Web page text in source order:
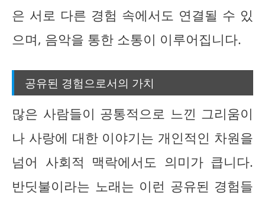
은 서로 다른 경험 속에서도 연결될 수 있
으며, 음악을 통한 소통이 이루어집니다.
공유된 경험으로서의 가치
많은 사람들이 공통적으로 느낀 그리움이
나 사랑에 대한 이야기는 개인적인 차원을
넘어 사회적 맥락에서도 의미가 큽니다.
반딧불이라는 노래는 이런 공유된 경험들